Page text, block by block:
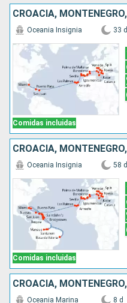
Comidas incluidas
Oceania Insignia 33 d
Comidas incluidas
Oceania Insignia 58 d
Oceania Marina 8 d